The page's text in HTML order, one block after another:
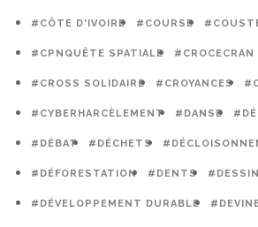
#CÔTE D'IVOIRE #COURSE
#CPNQUÊTE SPATIALE #CROCECRAN
#CROSS SOLIDAIRE #CROYANCES
#CYBERHARCÈLEMENT #DANSE
#DÉBAT #DÉCHETS
#DÉFORESTATION #DENTS #DESSIN
#DÉVELOPPEMENT DURABLE